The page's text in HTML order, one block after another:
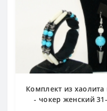
Комплект из
- чокер женский